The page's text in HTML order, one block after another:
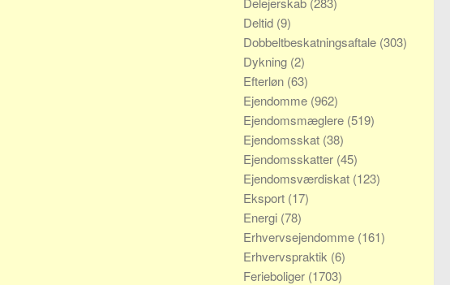
Deltid (9)
Dobbeltbeskatningsaftale (303)
Dykning (2)
Efterløn (63)
Ejendomme (962)
Ejendomsmæglere (519)
Ejendomsskat (38)
Ejendomsskatter (45)
Ejendomsværdiskat (123)
Eksport (17)
Energi (78)
Erhvervsejendomme (161)
Erhvervspraktik (6)
Ferieboliger (1703)